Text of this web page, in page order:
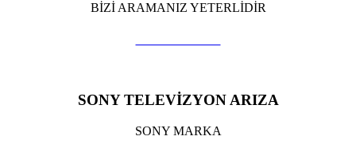
BİZİ ARAMANIZ YETERLİDİR
SONY TELEVİZYON ARIZA
SONY MARKA